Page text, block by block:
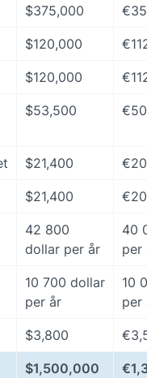
$375,000
$120,000
$120,000
$53,500
$21,400
$21,400
42 800
dollar per år
40
per
10 700 dollar
per år
10
per
$3,800
$1,500,000